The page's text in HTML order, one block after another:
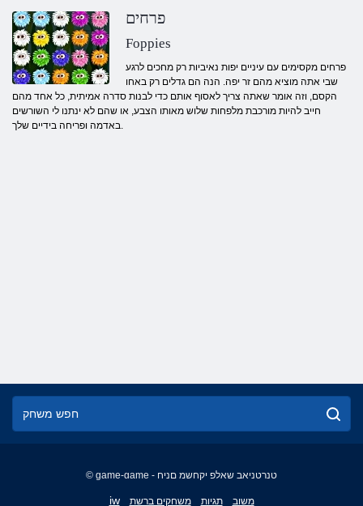
פרחים
Foppies
פרחים מקסימים עם עיניים יפות נאיביות רק מחכים לרגע
שבי אתה מוציא מהם זר יפה. הנה הם גדלים רק באחו
הקסם, וזה אומר שאתה צריך לאסוף אותם כדי לבנות סדרה אמיתית, כל אחד מהם
חייב להיות מורכבת מלפחות שלוש מאותו הצבע, או שהם לא ינתנו לי השורשים
באדמה ופריחה בידיים שלך.
© game-game - טנרטניאב שאלפ יקחשמ םניח
iw משחקים ברשת תגיות משוב